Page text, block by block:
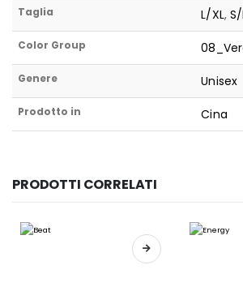
Taglia L/XL,
Color Group
Genere Unisex
Prodotto in Cina
PRODOTTI CORRELATI
Questo prodotto ha più varianti. Le opzioni possono essere scelte nella pagina del prodotto Questo prodotto ha più varianti. Le opzioni possono essere scelte nella pagina del prodotto